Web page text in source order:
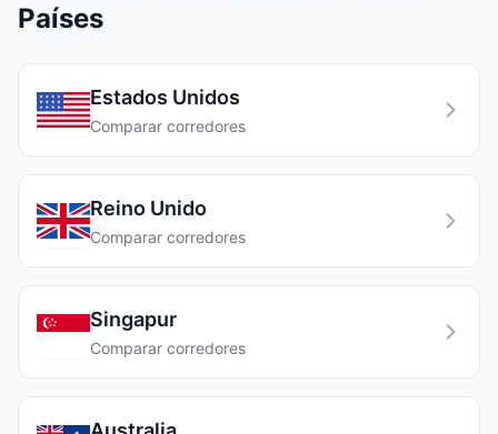
Países
Estados Unidos
Comparar corredores
Reino Unido
Comparar corredores
Singapur
Comparar corredores